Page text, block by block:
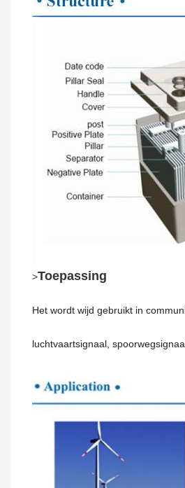
>Toepassing
Het wordt wijd gebruikt in
luchtvaartsignaal,